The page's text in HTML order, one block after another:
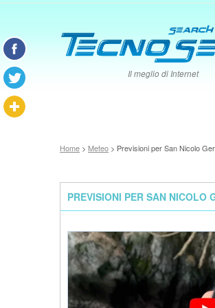
Il meglio di Internet
Home > Meteo > Previsioni per San Nicolo
PREVISIONI PER SAN NICOLO